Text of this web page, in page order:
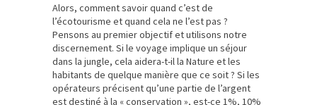
Alors, comment savoir quand c’est de
l’écotourisme et quand cela ne l’est pas ?
Pensons au premier objectif et utilisons notre
discernement. Si le voyage implique un séjour
dans la jungle, cela aidera-t-il la Nature et les
habitants de quelque manière que ce soit ? Si les
opérateurs précisent qu’une partie de l’argent
est destiné à la « conservation », est-ce 1%, 10%